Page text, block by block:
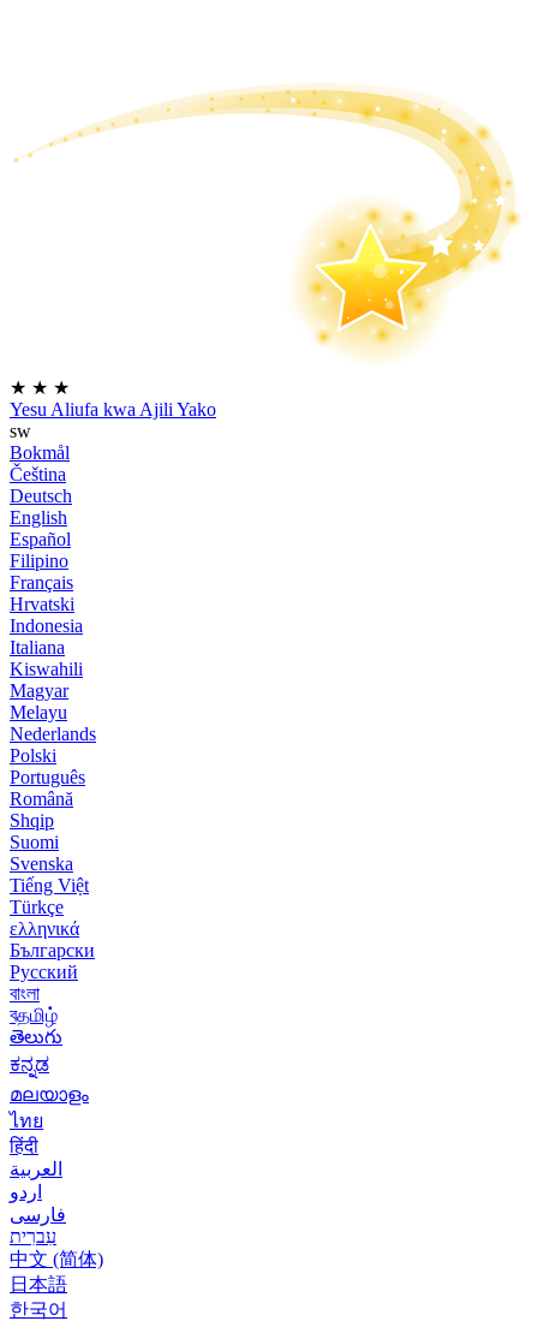
★ ★ ★
Yesu Aliufa kwa Ajili Yako
sw
Bokmål
Čeština
Deutsch
English
Español
Filipino
Français
Hrvatski
Indonesia
Italiana
Kiswahili
Magyar
Melayu
Nederlands
Polski
Português
Română
Shqip
Suomi
Svenska
Tiếng Việt
Türkçe
ελληνικά
Български
Русский
বাংলা
বதமிழ்
తెలుగు
ಕನ್ನಡ
മലയാളം
ไทย
हिंदी
العربية
اردو
فارسی
עִברִית
中文 (简体)
日本語
한국어